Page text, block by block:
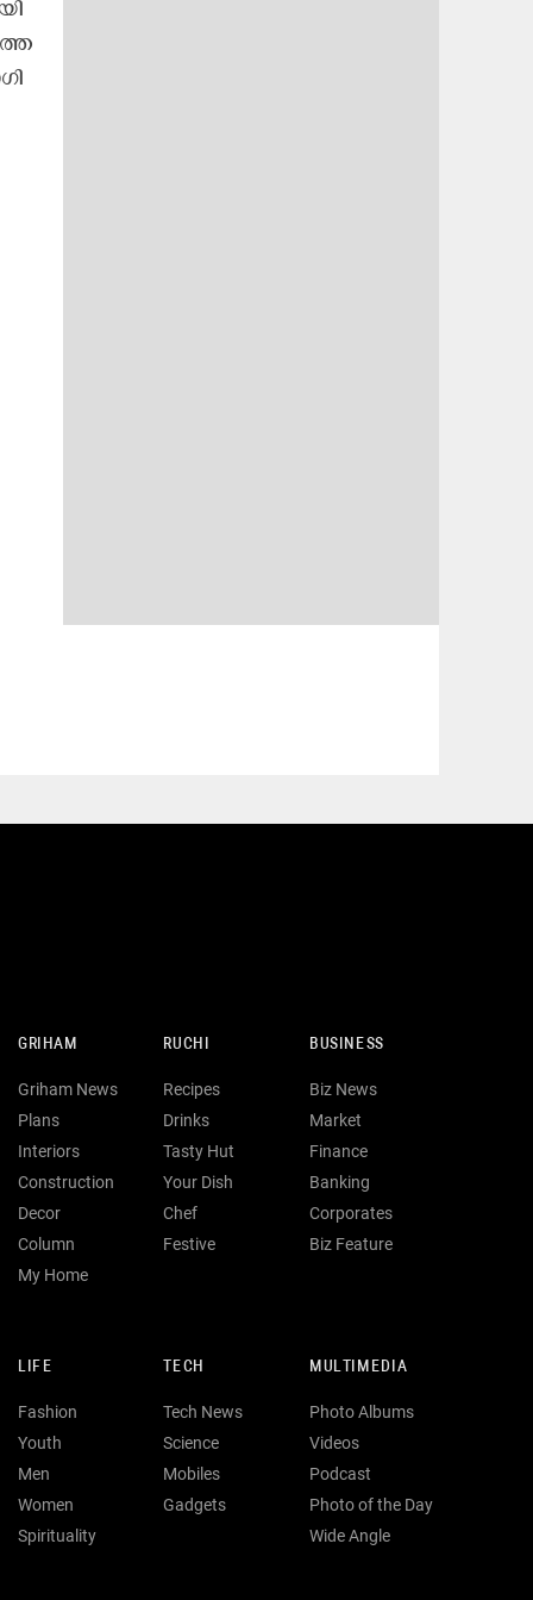
GRIHAM
Griham News
Plans
Interiors
Construction
Decor
Column
My Home
RUCHI
Recipes
Drinks
Tasty Hut
Your Dish
Chef
Festive
BUSINESS
Biz News
Market
Finance
Banking
Corporates
Biz Feature
LIFE
Fashion
Youth
Men
Women
Spirituality
TECH
Tech News
Science
Mobiles
Gadgets
MULTIMEDIA
Photo Albums
Videos
Podcast
Photo of the Day
Wide Angle